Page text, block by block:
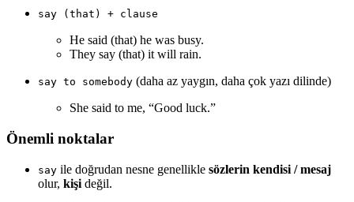
say (that) + clause
He said (that) he was busy.
They say (that) it will rain.
say to somebody (daha az yaygın, daha çok yazı dilinde)
She said to me, “Good luck.”
Önemli noktalar
say ile doğrudan nesne genellikle sözlerin kendisi / mesaj
olur, kişi değil.